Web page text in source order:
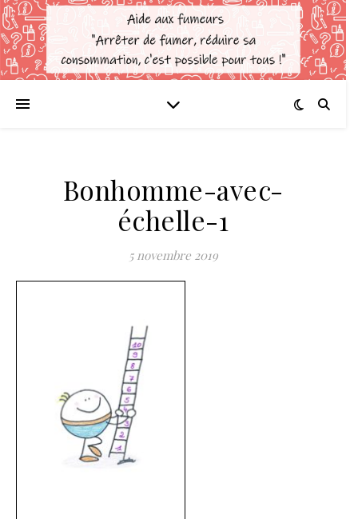
Bonhomme-avec-
échelle-1
5 novembre 2019